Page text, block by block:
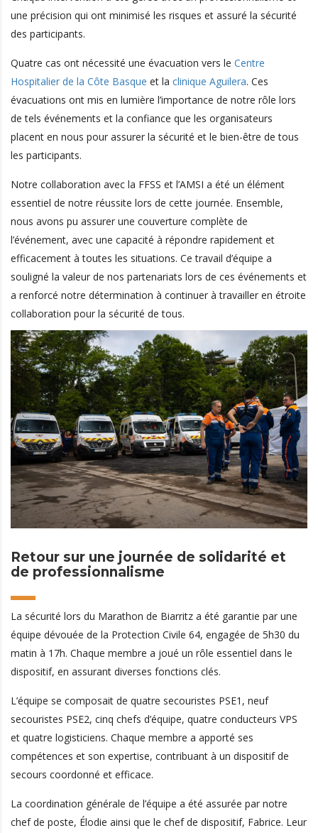
une précision qui ont minimisé les risques et assuré la sécurité
des participants.
Quatre cas ont nécessité une évacuation vers le Centre
Hospitalier de la Côte Basque et la clinique Aguilera. Ces
évacuations ont mis en lumière l’importance de notre rôle lors
de tels événements et la confiance que les organisateurs
placent en nous pour assurer la sécurité et le bien-être de tous
les participants.
Notre collaboration avec la FFSS et l’AMSI a été un élément
essentiel de notre réussite lors de cette journée. Ensemble,
nous avons pu assurer une couverture complète de
l’événement, avec une capacité à répondre rapidement et
efficacement à toutes les situations. Ce travail d’équipe a
souligné la valeur de nos partenariats lors de ces événements et
a renforcé notre détermination à continuer à travailler en étroite
collaboration pour la sécurité de tous.
Retour sur une journée de solidarité et
de professionnalisme
La sécurité lors du Marathon de Biarritz a été garantie par une
équipe dévouée de la Protection Civile 64, engagée de 5h30 du
matin à 17h. Chaque membre a joué un rôle essentiel dans le
dispositif, en assurant diverses fonctions clés.
L’équipe se composait de quatre secouristes PSE1, neuf
secouristes PSE2, cinq chefs d’équipe, quatre conducteurs VPS
et quatre logisticiens. Chaque membre a apporté ses
compétences et son expertise, contribuant à un dispositif de
secours coordonné et efficace.
La coordination générale de l’équipe a été assurée par notre
chef de poste, Élodie ainsi que le chef de dispositif, Fabrice. Leur